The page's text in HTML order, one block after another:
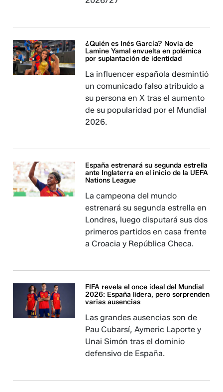
¿Quién es Inés García? Novia de
Lamine Yamal envuelta en polémica
por suplantación de identidad
La influencer española desmintió
un comunicado falso atribuido a
su persona en X tras el aumento
de su popularidad por el Mundial
2026.
España estrenará su segunda estrella
ante Inglaterra en el inicio de la UEFA
Nations League
La campeona del mundo
estrenará su segunda estrella en
Londres, luego disputará sus dos
primeros partidos en casa frente
a Croacia y República Checa.
FIFA revela el once ideal del Mundial
2026: España lidera, pero sorprenden
varias ausencias
Las grandes ausencias son de
Pau Cubarsí, Aymeric Laporte y
Unai Simón tras el dominio
defensivo de España.